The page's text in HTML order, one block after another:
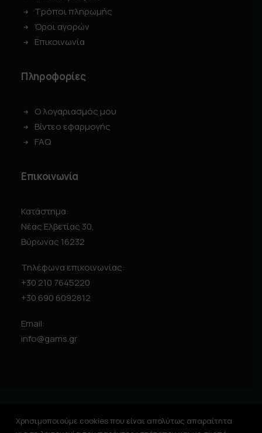
Τρόποι πληρωμής
Όροι αγορών
Επικοινωνία
Πληροφορίες
Ο λογαριασμός μου
Βίντεο εφαρμογής
FAQ
Επικοινωνία
Κατάστημα:
Νέας Ελβετίας 30,
Βύρωνας 16232
Τηλέφωνα επικοινωνίας:
+30 210 7645220
+30 690 6092812
Email:
info@gams.gr
© 2026 GAMS. All rights reserved
Χρησιμοποιούμε cookies που είναι απολύτως απαραίτητα